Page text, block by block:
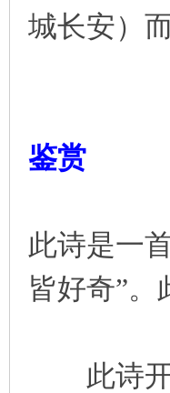
城长安）
鉴赏
此诗是一
皆好奇”。
此诗开